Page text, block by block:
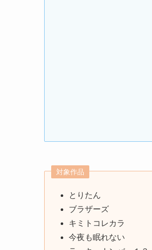
対象作品
とりたん
ブラザーズ
キミトコレカラ
今夜も眠れない